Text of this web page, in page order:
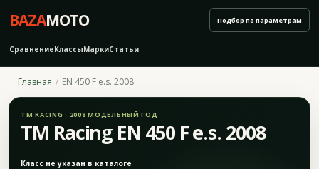
BAZAMOTO
СравнениеКлассыМаркиСтатьи
Подбор по параметрам
Главная EN 450 F e.s. 2008
TM RACING · 2008 МОДЕЛЬНЫЙ ГОД
TM Racing EN 450 F e.s. 2008
Класс не указан в каталоге